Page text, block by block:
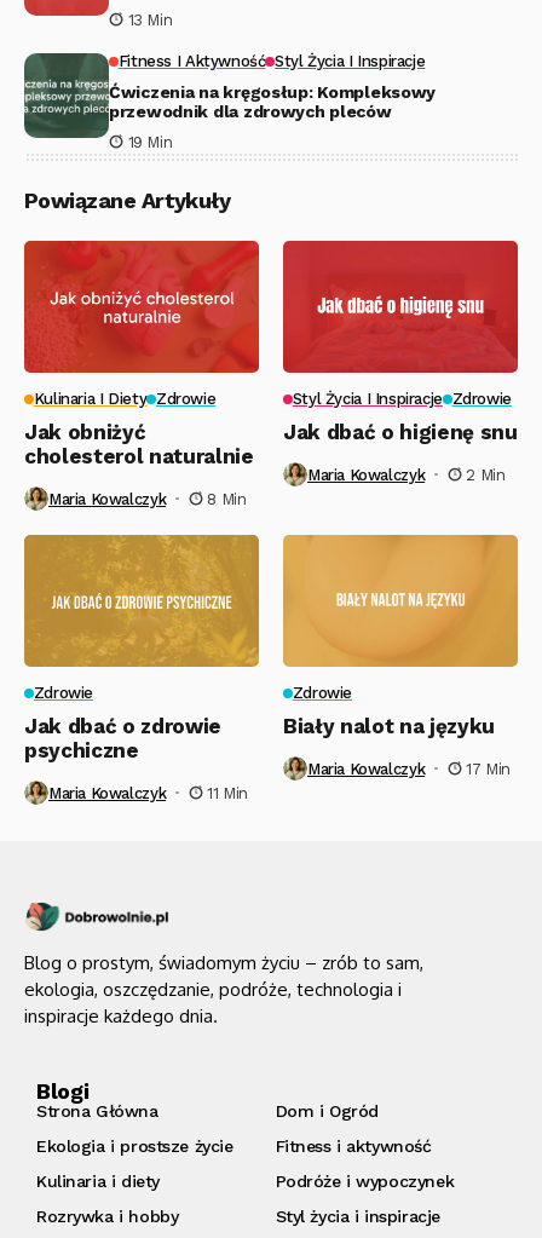
13 Min
Fitness I Aktywność Styl Życia I Inspiracje
Ćwiczenia na kręgosłup: Kompleksowy
przewodnik dla zdrowych pleców
19 Min
Powiązane Artykuły
Kulinaria I Diety Zdrowie
Jak obniżyć
cholesterol naturalnie
Maria Kowalczyk 8 Min
Styl Życia I Inspiracje Zdrowie
Jak dbać o higienę snu
Maria Kowalczyk 2 Min
Zdrowie
Jak dbać o zdrowie
psychiczne
Maria Kowalczyk 11 Min
Zdrowie
Biały nalot na języku
Maria Kowalczyk 17 Min
Blog o prostym, świadomym życiu – zrób to sam,
ekologia, oszczędzanie, podróże, technologia i
inspiracje każdego dnia.
Blogi
Strona Główna
Dom i Ogród
Ekologia i prostsze życie
Fitness i aktywność
Kulinaria i diety
Podróże i wypoczynek
Rozrywka i hobby
Styl życia i inspiracje